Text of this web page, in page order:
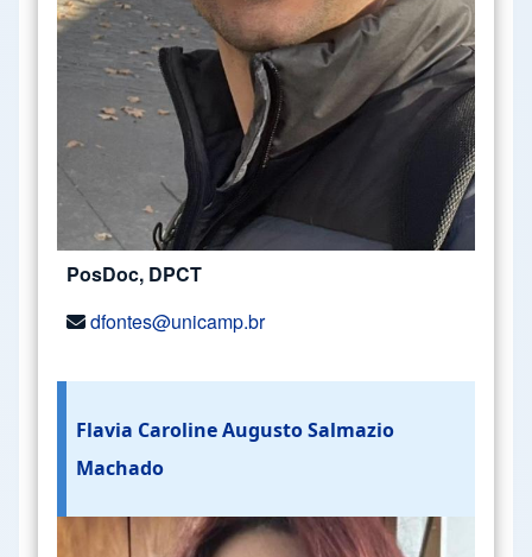
PosDoc, DPCT
dfontes@unicamp.br
Flavia Caroline Augusto Salmazio
Machado